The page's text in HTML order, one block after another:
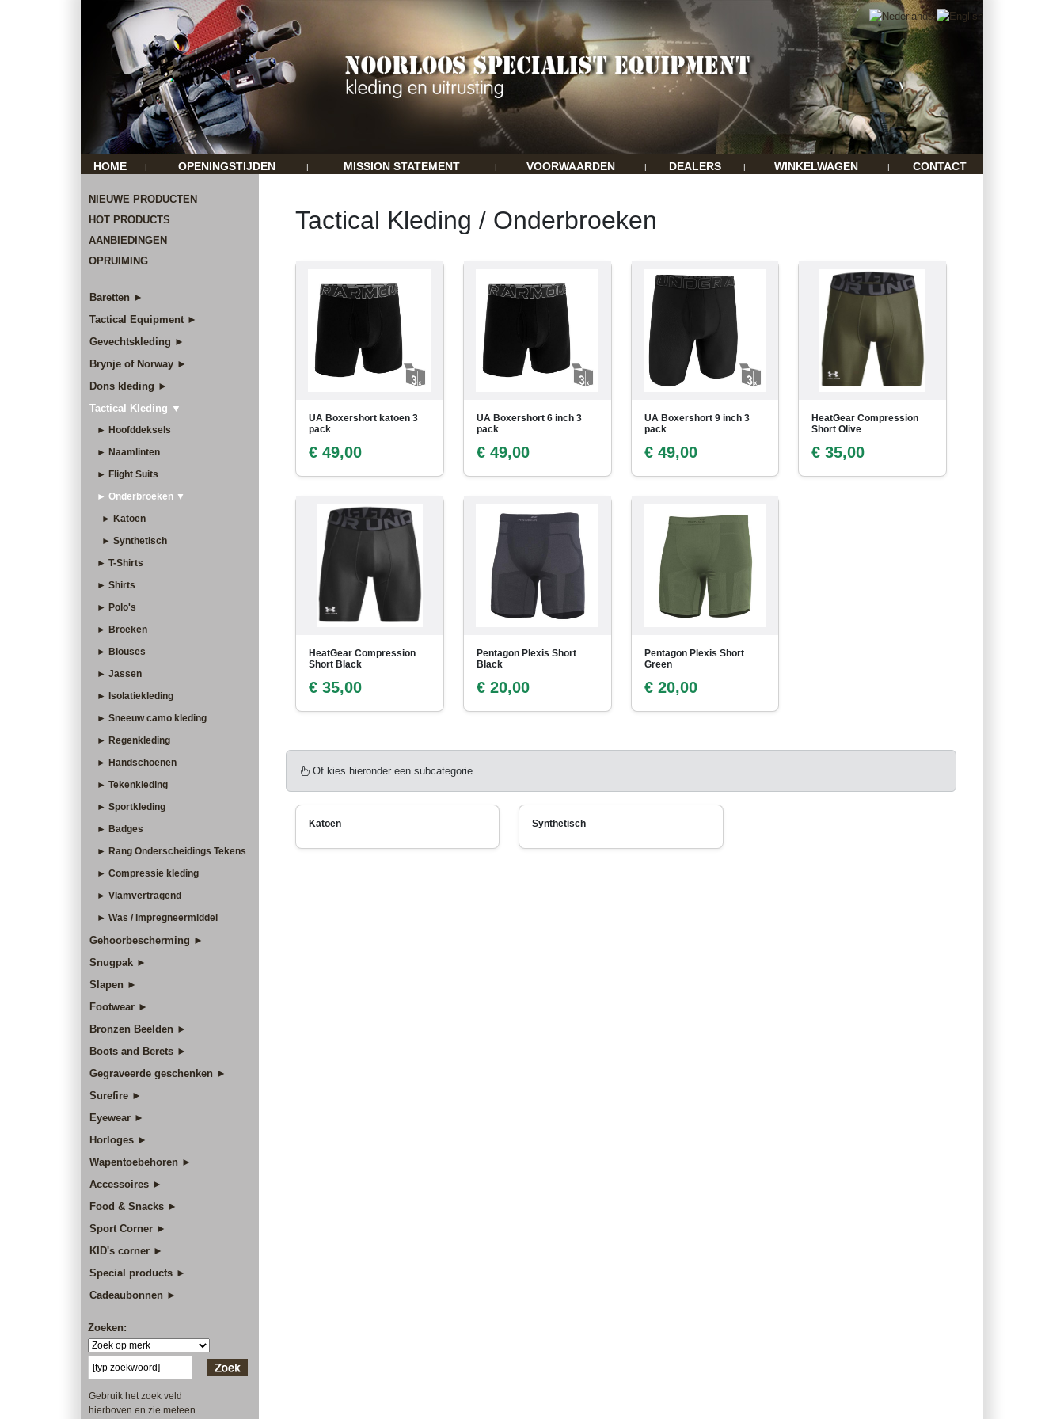
HOME | OPENINGSTIJDEN | MISSION STATEMENT | VOORWAARDEN | DEALERS | WINKELWAGEN | CONTACT
NIEUWE PRODUCTEN
HOT PRODUCTS
AANBIEDINGEN
OPRUIMING
Baretten ►
Tactical Equipment ►
Gevechtskleding ►
Brynje of Norway ►
Dons kleding ►
Tactical Kleding ▼
► Hoofddeksels
► Naamlinten
► Flight Suits
► Onderbroeken ▼
► Katoen
► Synthetisch
► T-Shirts
► Shirts
► Polo's
► Broeken
► Blouses
► Jassen
► Isolatiekleding
► Sneeuw camo kleding
► Regenkleding
► Handschoenen
► Tekenkleding
► Sportkleding
► Badges
► Rang Onderscheidings Tekens
► Compressie kleding
► Vlamvertragend
► Was / impregneermiddel
Gehoorbescherming ►
Snugpak ►
Slapen ►
Footwear ►
Bronzen Beelden ►
Boots and Berets ►
Gegraveerde geschenken ►
Surefire ►
Eyewear ►
Horloges ►
Wapentoebehoren ►
Accessoires ►
Food & Snacks ►
Sport Corner ►
KID's corner ►
Special products ►
Cadeaubonnen ►
Zoeken:
Gebruik het zoek veld
hierboven en zie meteen
Tactical Kleding / Onderbroeken
UA Boxershort katoen 3
pack
€ 49,00
UA Boxershort 6 inch 3
pack
€ 49,00
UA Boxershort 9 inch 3
pack
€ 49,00
HeatGear Compression
Short Olive
€ 35,00
HeatGear Compression
Short Black
€ 35,00
Pentagon Plexis Short
Black
€ 20,00
Pentagon Plexis Short
Green
€ 20,00
Of kies hieronder een subcategorie
Katoen Synthetisch